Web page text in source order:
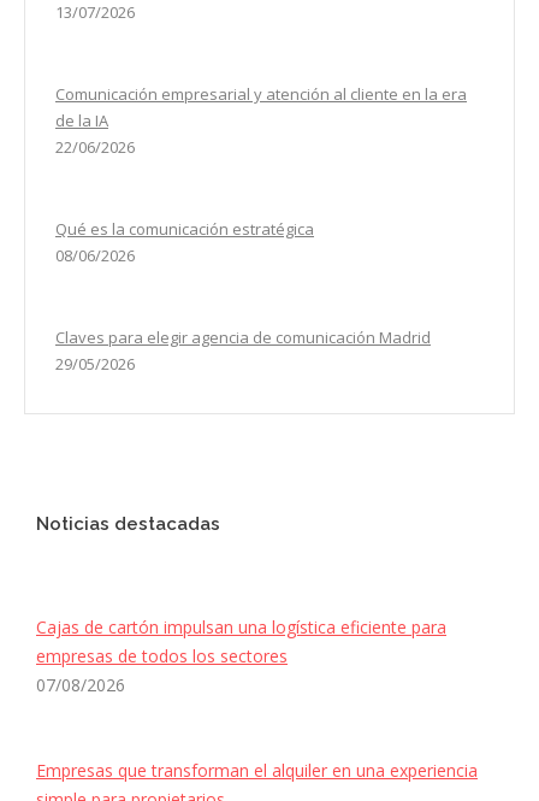
13/07/2026
Comunicación empresarial y atención al cliente en la era
de la IA
22/06/2026
Qué es la comunicación estratégica
08/06/2026
Claves para elegir agencia de comunicación Madrid
29/05/2026
Noticias destacadas
Cajas de cartón impulsan una logística eficiente para
empresas de todos los sectores
07/08/2026
Empresas que transforman el alquiler en una experiencia